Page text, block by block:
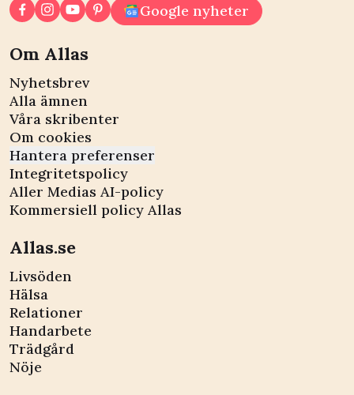
Google nyheter
Om Allas
Nyhetsbrev
Alla ämnen
Våra skribenter
Om cookies
Hantera preferenser
Integritetspolicy
Aller Medias AI-policy
Kommersiell policy Allas
Allas.se
Livsöden
Hälsa
Relationer
Handarbete
Trädgård
Nöje